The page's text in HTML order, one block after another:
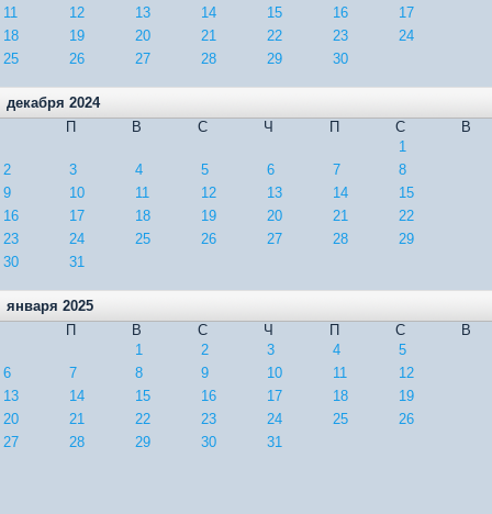
11
12 13 14 15 16
17
18
19 20 21 22 23
24
25
26 27 28 29 30
декабря 2024
П
В С Ч П С
В
1
2
3 4 5 6 7
8
9
10 11 12 13 14
15
16
17 18 19 20 21
22
23
24 25 26 27 28
29
30
31
января 2025
П
В С Ч П С
В
1
2 3 4
5
6
7 8 9 10 11
12
13
14 15 16 17 18
19
20
21 22 23 24 25
26
27
28 29 30 31